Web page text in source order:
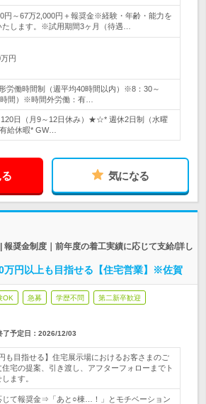
円～67万2,000円＋報奨金※経験・年齢・能力を
たします。※試用期間3ヶ月（待遇…
円
労働時間制（週平均40時間以内）※8：30～
間）※時間外労働：有…
日（月9～12日休み）★☆* 週休2日制（水曜
給休暇* GW…
気になる
報奨金制度｜前年度の着工実績に応じて支給/詳し
万円以上も目指せる【住宅営業】※佐賀
OK 急募 学歴不問 第二新卒歓迎
了予定日： 2026/12/03
も目指せる】住宅展示場におけるお客さまのご
宅の提案、引き渡し、アフターフォローまでト
ます。
じて報奨金⇒「あと○棟…！」とモチベーション